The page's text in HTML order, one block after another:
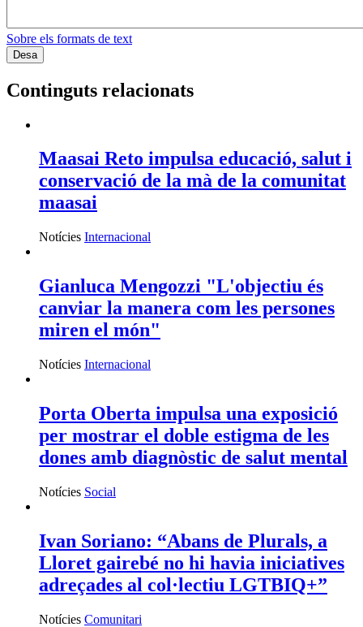
Sobre els formats de text
Continguts relacionats
Maasai Reto impulsa educació, salut i
conservació de la mà de la comunitat
maasai
Notícies Internacional
Gianluca Mengozzi "L'objectiu és
canviar la manera com les persones
miren el món"
Notícies Internacional
Porta Oberta impulsa una exposició
per mostrar el doble estigma de les
dones amb diagnòstic de salut mental
Notícies Social
Ivan Soriano: “Abans de Plurals, a
Lloret gairebé no hi havia iniciatives
adreçades al col·lectiu LGTBIQ+”
Notícies Comunitari